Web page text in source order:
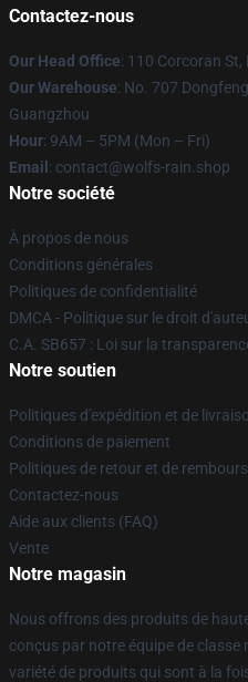
Contactez-nous
Our Head Office: 110 Corcoran St,
Our Warehouse: No. 707
Guangzhou
Hour: 9AM – 5PM (Mon – Fri)
Email : contact@wolfs-rain.shop
Notre société
À propos de nous
Conditions générales
Politiques de confidentialité
DMCA - Politique sur le droit
C.A. SB657 : Loi sur la
Notre soutien
Politiques d'expédition et de
Conditions de paiement
Politiques de retour et de
Contactez-nous
Aide aux clients (FAQ)
Vente
Notre magasin
Nous offrons des produits de
conçus par notre équipe de
variété de produits qui sont à la